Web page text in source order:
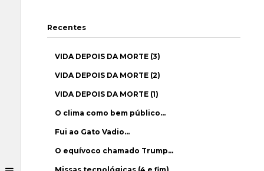
Recentes
VIDA DEPOIS DA MORTE (3)
VIDA DEPOIS DA MORTE (2)
VIDA DEPOIS DA MORTE (1)
O clima como bem público…
Fui ao Gato Vadio…
O equívoco chamado Trump…